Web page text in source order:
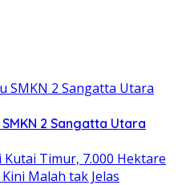
2 Sangatta Utara